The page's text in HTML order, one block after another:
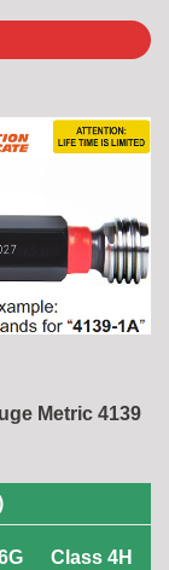
Metric 4139
Class 4H